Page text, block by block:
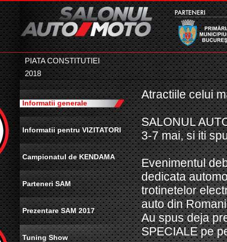
PIATA CONSTITUTIEI
2018
Informatii generale
Informatii pentru VIZITATORI
Campionatul de KENDAMA
Parteneri SAM
Prezentare SAM 2017
Tuning Show
Atractiile celui
SALONUL
3-7 mai, si iti
Evenimentul
dedicata
trotinetelor
auto din
Au spus deja
SPECIALE pe